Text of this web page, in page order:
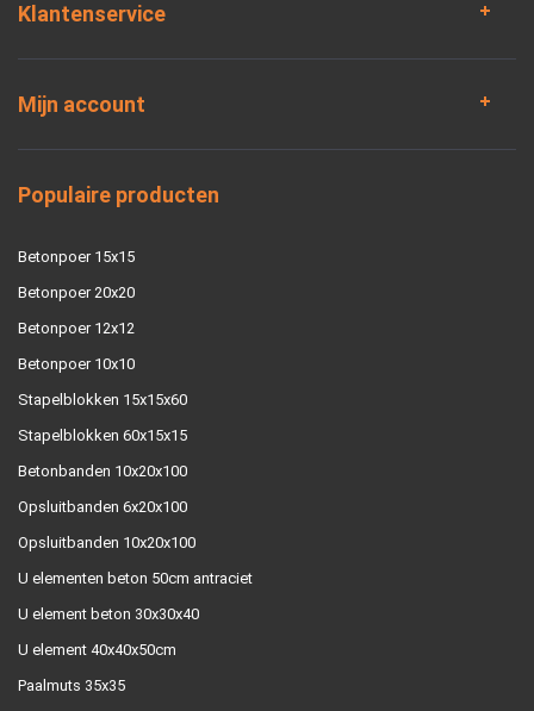
Klantenservice
Mijn account
Populaire producten
Betonpoer 15x15
Betonpoer 20x20
Betonpoer 12x12
Betonpoer 10x10
Stapelblokken 15x15x60
Stapelblokken 60x15x15
Betonbanden 10x20x100
Opsluitbanden 6x20x100
Opsluitbanden 10x20x100
U elementen beton 50cm antraciet
U element beton 30x30x40
U element 40x40x50cm
Paalmuts 35x35